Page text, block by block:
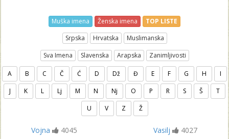
Muška imena Ženska imena
TOP LISTE
Srpska
Hrvatska
Muslimanska
Sva Imena
Slavenska Arapska Zanimljivosti
A B C Č Ć D Dž Đ E F G H
I
J
K L Lj M N Nj O P R S Š
T
U
V Z Ž
Vojna 4045 Vasilj
4027